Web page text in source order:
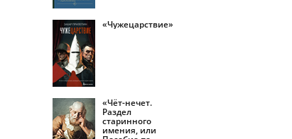
«Чужецарствие»
«Чёт-нечет.
Раздел
старинного
имения, или